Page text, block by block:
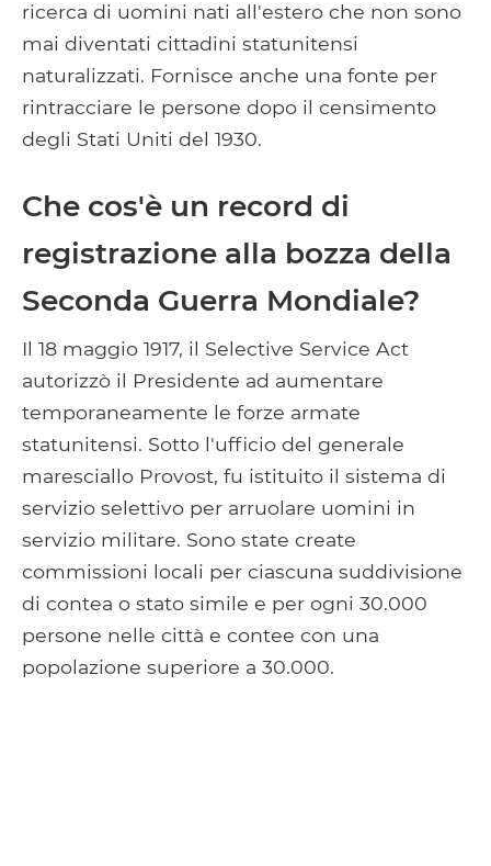
ricerca di uomini nati all'estero che non sono
mai diventati cittadini statunitensi
naturalizzati. Fornisce anche una fonte per
rintracciare le persone dopo il censimento
degli Stati Uniti del 1930.
Che cos'è un record di
registrazione alla bozza della
Seconda Guerra Mondiale?
Il 18 maggio 1917, il Selective Service Act
autorizzò il Presidente ad aumentare
temporaneamente le forze armate
statunitensi. Sotto l'ufficio del generale
maresciallo Provost, fu istituito il sistema di
servizio selettivo per arruolare uomini in
servizio militare. Sono state create
commissioni locali per ciascuna suddivisione
di contea o stato simile e per ogni 30.000
persone nelle città e contee con una
popolazione superiore a 30.000.